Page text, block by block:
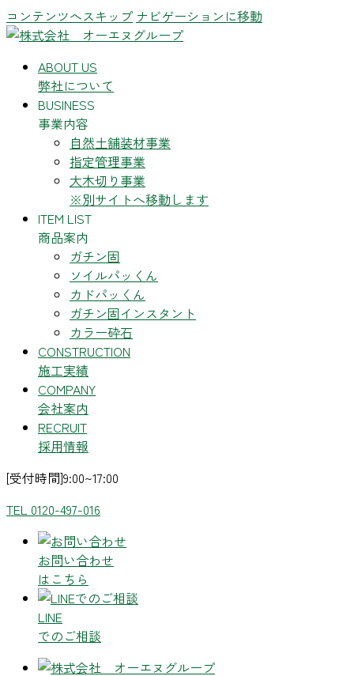
コンテンツへスキップ ナビゲーションに移動
ABOUT US
弊社について
BUSINESS
事業内容
自然土舗装材事業
指定管理事業
大木切り事業
※別サイトへ移動します
ITEM LIST
商品案内
ガチン固
ソイルパッくん
カドパッくん
ガチン固インスタント
カラー砕石
CONSTRUCTION
施工実績
COMPANY
会社案内
RECRUIT
採用情報
[受付時間]9:00~17:00
TEL 0120-497-016
お問い合わせ
はこちら
LINE
でのご相談